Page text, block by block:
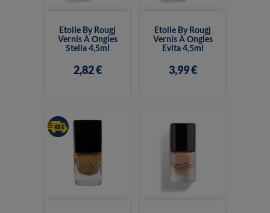
Etoile By Rougj
Vernis À Ongles
Stella 4,5ml
2,82 €
Etoile By Rougj
Vernis À Ongles
Evita 4,5ml
3,99 €